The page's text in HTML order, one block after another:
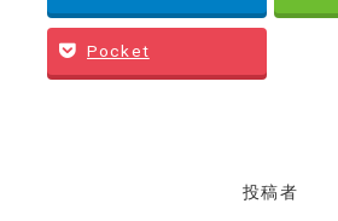
Pocket
投稿者